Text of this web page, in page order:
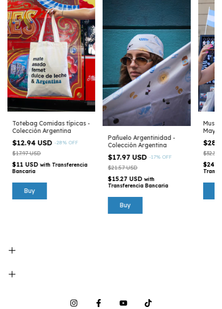
Totebag Comidas típicas -
Colección Argentina
$12.94 USD -28% OFF
$17.97 USD
$11 USDwith Transferencia
Bancaria
Pañuelo Argentinidad -
Colección Argentina
$17.97 USD -17% OFF
$21.57 USD
$15.27 USDwith
Transferencia Bancaria
Mayo
$32.35